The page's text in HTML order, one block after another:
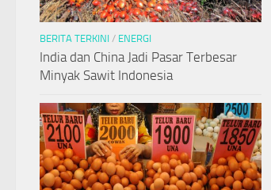
BERITA TERKINI / ENERGI
India dan China Jadi Pasar Terbesar
Minyak Sawit Indonesia